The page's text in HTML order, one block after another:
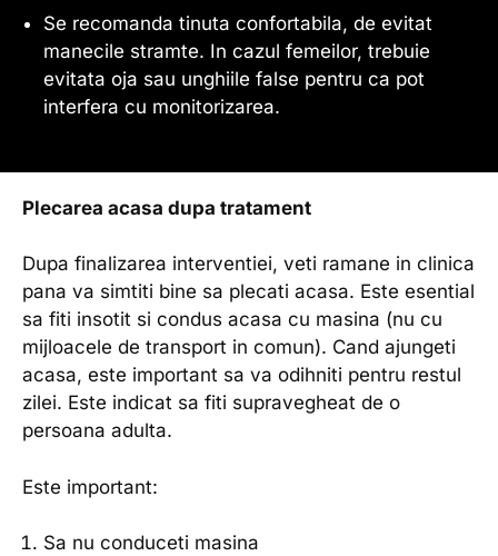
Se recomanda tinuta confortabila, de evitat
manecile stramte. In cazul femeilor, trebuie
evitata oja sau unghiile false pentru ca pot
interfera cu monitorizarea.
Plecarea acasa dupa tratament
Dupa finalizarea interventiei, veti ramane in clinica
pana va simtiti bine sa plecati acasa. Este esential
sa fiti insotit si condus acasa cu masina (nu cu
mijloacele de transport in comun). Cand ajungeti
acasa, este important sa va odihniti pentru restul
zilei. Este indicat sa fiti supravegheat de o
persoana adulta.
Este important:
Sa nu conduceti masina